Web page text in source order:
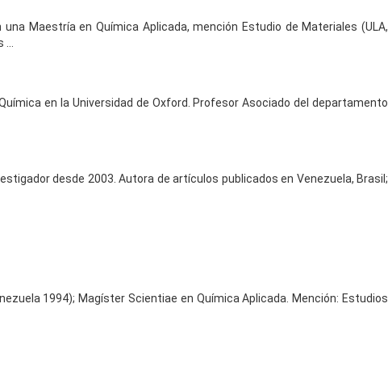
Maestría en Química Aplicada, mención Estudio de Materiales (ULA,
en la Universidad de Oxford. Profesor Asociado del departamento
desde 2003. Autora de artículos publicados en Venezuela, Brasil;
1994); Magíster Scientiae en Química Aplicada. Mención: Estudios